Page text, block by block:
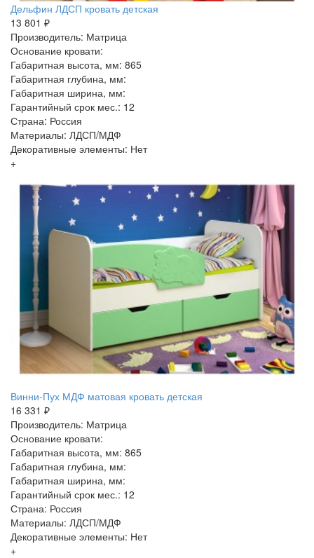
Дельфин ЛДСП кровать детская
13 801 ₽
Производитель: Матрица
Основание кровати:
Габаритная высота, мм: 865
Габаритная глубина, мм:
Габаритная ширина, мм:
Гарантийный срок мес.: 12
Страна: Россия
Материалы: ЛДСП/МДФ
Декоративные элементы: Нет
+
Винни-Пух МДФ матовая кровать детская
16 331 ₽
Производитель: Матрица
Основание кровати:
Габаритная высота, мм: 865
Габаритная глубина, мм:
Габаритная ширина, мм:
Гарантийный срок мес.: 12
Страна: Россия
Материалы: ЛДСП/МДФ
Декоративные элементы: Нет
+